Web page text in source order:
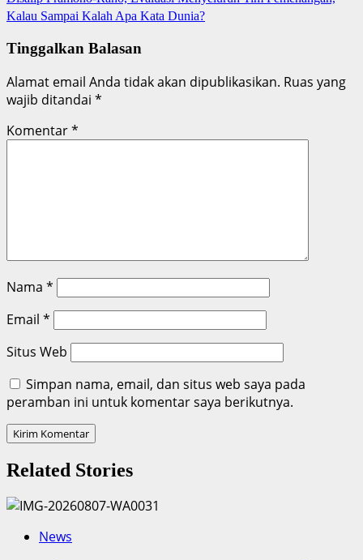
Kalau Sampai Kalah Apa Kata Dunia?
Tinggalkan Balasan
Alamat email Anda tidak akan dipublikasikan. Ruas yang
wajib ditandai *
Komentar*
Nama *
Email *
Situs Web
Simpan nama, email, dan situs web saya pada
peramban ini untuk komentar saya berikutnya.
Related Stories
News